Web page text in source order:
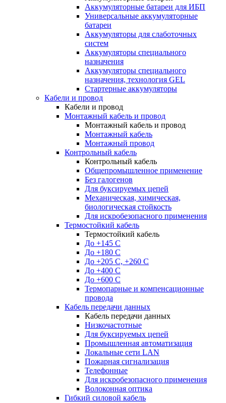
Аккумуляторные батареи для ИБП
Универсальные аккумуляторные
батареи
Аккумуляторы для слаботочных
систем
Аккумуляторы специального
назначения
Аккумуляторы специального
назначения, технология GEL
Стартерные аккумуляторы
Кабели и провод
Кабели и провод
Монтажный кабель и провод
Монтажный кабель и провод
Монтажный кабель
Монтажный провод
Контрольный кабель
Контрольный кабель
Общепромышленное применение
Без галогенов
Для буксируемых цепей
Механическая, химическая,
биологическая стойкость
Для искробезопасного применения
Термостойкий кабель
Термостойкий кабель
До +145 С
До +180 C
До +205 С, +260 С
До +400 C
До +600 С
Термопарные и компенсационные
провода
Кабель передачи данных
Кабель передачи данных
Низкочастотные
Для буксируемых цепей
Промышленная автоматизация
Локальные сети LAN
Пожарная сигнализация
Телефонные
Для искробезопасного применения
Волоконная оптика
Гибкий силовой кабель